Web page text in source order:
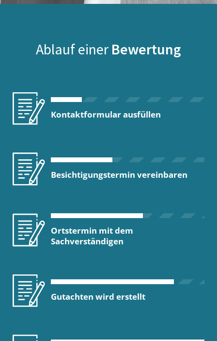
Ablauf einer Bewertung
Kontaktformular ausfüllen
Besichtigungstermin vereinbaren
Ortstermin mit dem
Sachverständigen
Gutachten wird erstellt